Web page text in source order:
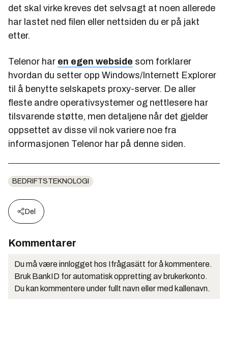
det skal virke kreves det selvsagt at noen allerede
har lastet ned filen eller nettsiden du er på jakt
etter.
Telenor har en egen webside som forklarer
hvordan du setter opp Windows/Internett Explorer
til å benytte selskapets proxy-server. De aller
fleste andre operativsystemer og nettlesere har
tilsvarende støtte, men detaljene når det gjelder
oppsettet av disse vil nok variere noe fra
informasjonen Telenor har på denne siden.
BEDRIFTSTEKNOLOGI
Del
Kommentarer
Du må være innlogget hos Ifrågasätt for å kommentere.
Bruk BankID for automatisk oppretting av brukerkonto.
Du kan kommentere under fullt navn eller med kallenavn.